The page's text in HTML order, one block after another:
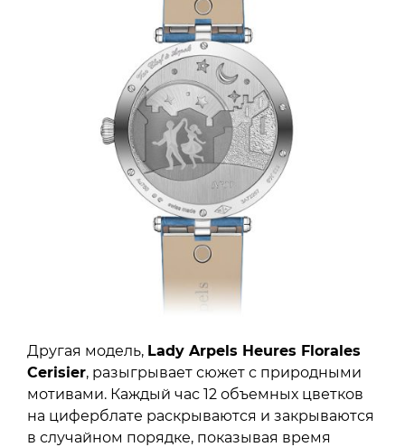
Другая модель, Lady Arpels Heures Florales
Cerisier, разыгрывает сюжет с природными
мотивами. Каждый час 12 объемных цветков
на циферблате раскрываются и закрываются
в случайном порядке, показывая время